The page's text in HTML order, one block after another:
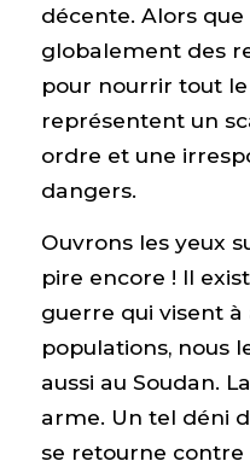
décente. Alors
globalement des
pour nourrir tout
représentent un
ordre et une
dangers.
Ouvrons les yeux
pire encore ! Il
guerre qui visent
populations, nous
aussi au Soudan.
arme. Un tel déni
se retourne contre